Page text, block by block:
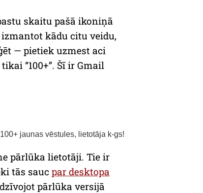
skaitu pašā ikoniņā
kādu citu veidu,
— pietiek uzmest aci
“100+”. Šī irGmail
100+ jaunas vēstules, lietotāja k-gs!
pārlūka lietotāji. Tie ir
tās sauc par desktopa
pārlūka versijā